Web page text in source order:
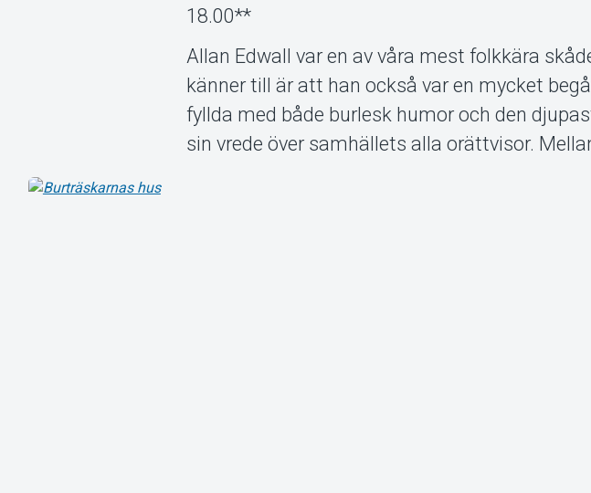
18.00**
Allan Edwall var en av våra mest folkkära
känner till är att han också var en mycket
fyllda med både burlesk humor och den
sin vrede över samhällets alla orättvisor.